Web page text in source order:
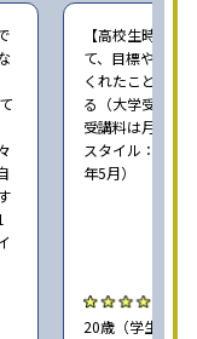
【高校生時の通
て、目標や勉強
くれたことが、
る（大学受験で
受講料は月
スタイル：個別
年5月）
20歳（学生） /